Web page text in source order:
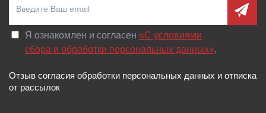
Я ознакомлен и согласен «C условиями
сбора и обработки персональных данных».
Отзыв согласия обработки персональных данных и отписка
от рассылок